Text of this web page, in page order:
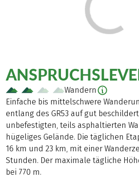
Wandern
Einfache bis mittelschwere
entlang des GR53 auf gut
unbefestigten, teils asphaltierten
hügeliges Gelände. Die täglichen
16 km und 23 km, mit einer
Stunden. Der maximale tägliche
bei 770 m.